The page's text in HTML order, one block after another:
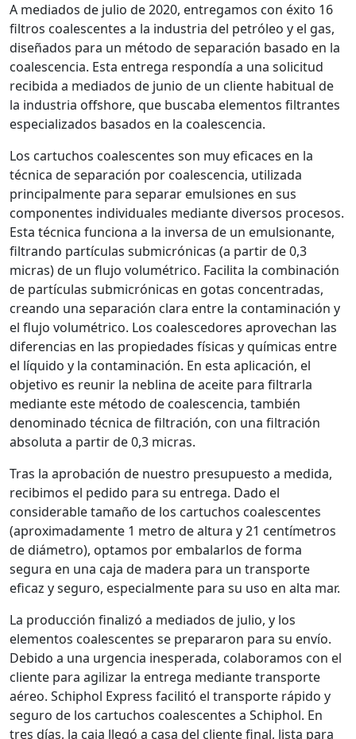
A mediados de julio de 2020, entregamos con éxito 16
filtros coalescentes a la industria del petróleo y el gas,
diseñados para un método de separación basado en la
coalescencia. Esta entrega respondía a una solicitud
recibida a mediados de junio de un cliente habitual de
la industria offshore, que buscaba elementos filtrantes
especializados basados en la coalescencia.
Los cartuchos coalescentes son muy eficaces en la
técnica de separación por coalescencia, utilizada
principalmente para separar emulsiones en sus
componentes individuales mediante diversos procesos.
Esta técnica funciona a la inversa de un emulsionante,
filtrando partículas submicrónicas (a partir de 0,3
micras) de un flujo volumétrico. Facilita la combinación
de partículas submicrónicas en gotas concentradas,
creando una separación clara entre la contaminación y
el flujo volumétrico. Los coalescedores aprovechan las
diferencias en las propiedades físicas y químicas entre
el líquido y la contaminación. En esta aplicación, el
objetivo es reunir la neblina de aceite para filtrarla
mediante este método de coalescencia, también
denominado técnica de filtración, con una filtración
absoluta a partir de 0,3 micras.
Tras la aprobación de nuestro presupuesto a medida,
recibimos el pedido para su entrega. Dado el
considerable tamaño de los cartuchos coalescentes
(aproximadamente 1 metro de altura y 21 centímetros
de diámetro), optamos por embalarlos de forma
segura en una caja de madera para un transporte
eficaz y seguro, especialmente para su uso en alta mar.
La producción finalizó a mediados de julio, y los
elementos coalescentes se prepararon para su envío.
Debido a una urgencia inesperada, colaboramos con el
cliente para agilizar la entrega mediante transporte
aéreo. Schiphol Express facilitó el transporte rápido y
seguro de los cartuchos coalescentes a Schiphol. En
tres días, la caja llegó a casa del cliente final, lista para